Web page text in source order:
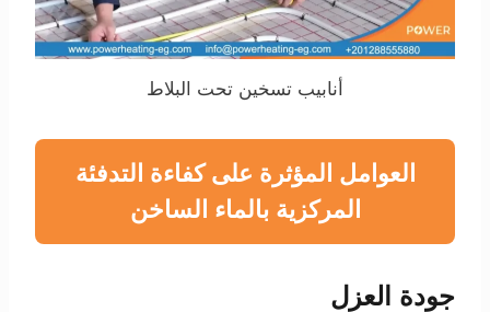
أنابيب تسخين تحت البلاط
العوامل المؤثرة على كفاءة التدفئة
المركزية بالماء الساخن
جودة العزل